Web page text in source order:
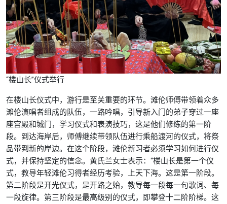
“楼山长”仪式举行
在楼山长仪式中，游行是至关重要的环节。滩伦师傅带领着众多
滩伦演唱者组成的队伍，一路吟唱，引导新入门的弟子穿过一座
座宫殿和城门，学习仪式和表演技巧，这是他们修练的第一阶
段。到达海岸后，师傅继续带领队伍进行乘船渡河的仪式，将祭
品带到新的岸边。在这个阶段，滩伦新习者必须学习如何进行仪
式，并保持坚定的信念。黄氏兰女士表示：“楼山长是第一个仪
式，教导年轻滩伦习得者经历考验，上天下海。这是第一阶段。
第二阶段是开光仪式，是开路之始，教导每一段每一句歌词、每
一段旋律。第三阶段是最高级别的仪式，即攀登十二阶阶梯。这